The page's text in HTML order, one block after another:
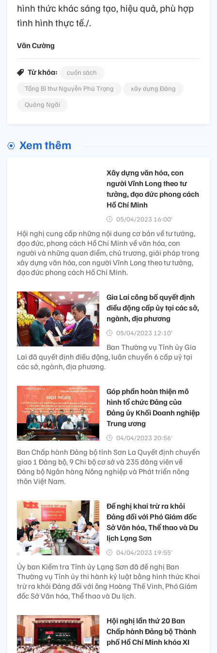
hình thức khác sáng tạo, hiệu quả, phù hợp
tình hình thực tế./.
Văn Cường
Từ khóa:
cuốn sách
Tổng Bí thư Nguyễn Phú Trọng
xây dựng Đảng
Quảng Ngãi
Xem thêm
Xây dựng văn hóa, con
người Vĩnh Long theo tư
tưởng, đạo đức phong cách
Hồ Chí Minh
05/04/2023 16:00’
Hội nghị cung cấp những nội dung cơ bản về tư tưởng,
đạo đức, phong cách Hồ Chí Minh về văn hóa, con
người và những quan điểm, chủ trương, giải pháp trong
xây dựng văn hóa, con người Vĩnh Long theo tư tưởng,
đạo đức phong cách Hồ Chí Minh.
Gia Lai công bố quyết định
điều động cấp ủy tại các sở,
ngành, địa phương
05/04/2023 12:10’
Ban Thường vụ Tỉnh ủy Gia
Lai đã quyết định điều động, luân chuyển 6 cấp uỷ tại
các sở, ngành, địa phương.
Góp phần hoàn thiện mô
hình tổ chức Đảng của
Đảng ủy Khối Doanh nghiệp
Trung ương
04/04/2023 20:56’
Ban Chấp hành Đảng bộ tỉnh Sơn La Quyết định chuyển
giao 1 Đảng bộ, 9 Chi bộ cơ sở và 235 đảng viên về
Đảng bộ Ngân hàng Nông nghiệp và Phát triển nông
thôn Việt Nam.
Đề nghị khai trừ ra khỏi
Đảng đối với Phó Giám đốc
Sở Văn hóa, Thể thao và Du
lịch Lạng Sơn
04/04/2023 19:55’
Ủy ban Kiểm tra Tỉnh ủy Lạng Sơn đã đề nghị Ban
Thường vụ Tỉnh ủy thi hành kỷ luật bằng hình thức Khai
trừ ra khỏi Đảng đối với ông Hoàng Thế Vinh, Phó Giám
đốc Sở Văn hóa, Thể thao và Du lịch.
Hội nghị lần thứ 20 Ban
Chấp hành Đảng bộ Thành
phố Hồ Chí Minh khóa XI